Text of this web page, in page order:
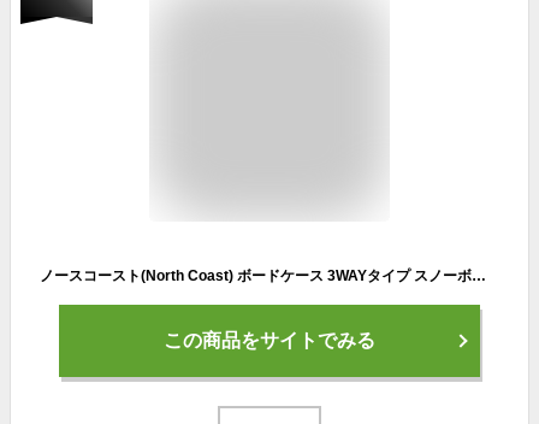
ノースコースト(North Coast) ボードケース 3WAYタイプ スノーボード 【ウェア、板、ブーツ、アクセサリーなど収納可】 【全面クッションパッドで移動時の衝撃緩和】 【小物入れに便利なミニポケット付き】 NW-5008 NV 160cm
この商品をサイトでみる